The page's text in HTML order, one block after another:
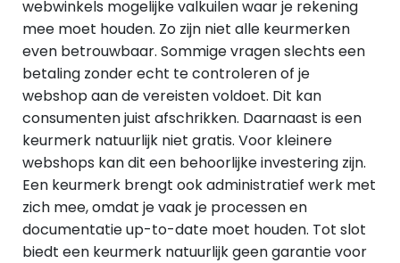
webwinkels mogelijke valkuilen waar je rekening
mee moet houden. Zo zijn niet alle keurmerken
even betrouwbaar. Sommige vragen slechts een
betaling zonder echt te controleren of je
webshop aan de vereisten voldoet. Dit kan
consumenten juist afschrikken. Daarnaast is een
keurmerk natuurlijk niet gratis. Voor kleinere
webshops kan dit een behoorlijke investering zijn.
Een keurmerk brengt ook administratief werk met
zich mee, omdat je vaak je processen en
documentatie up-to-date moet houden. Tot slot
biedt een keurmerk natuurlijk geen garantie voor